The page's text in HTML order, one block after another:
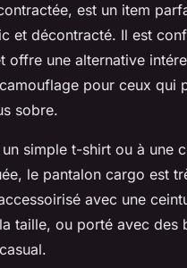
est un item
et décontracté. Il est
offre une alternative
pour ceux qui
sobre.
simple t-shirt ou à une
le pantalon cargo est
avec une
taille, ou porté avec des